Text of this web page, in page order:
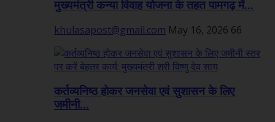
मुख्यमंत्री कन्या विवाह योजना के तहत पामगढ़ में...
khulasapost@gmail.com May 16, 2026 66
कर्तव्यनिष्ठ होकर जनसेवा एवं सुशासन के लिए
जमीनी...